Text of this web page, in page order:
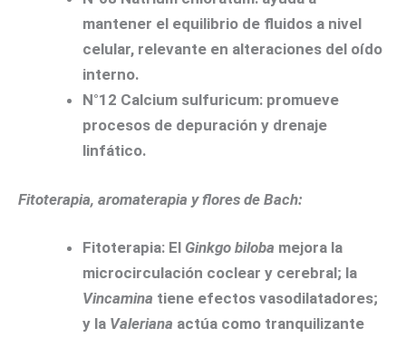
mantener el equilibrio de fluidos a nivel
celular, relevante en alteraciones del oído
interno.
N°12 Calcium sulfuricum: promueve
procesos de depuración y drenaje
linfático.
Fitoterapia, aromaterapia y flores de Bach:
Fitoterapia: El Ginkgo biloba mejora la
microcirculación coclear y cerebral; la
Vincamina tiene efectos vasodilatadores;
y la Valeriana actúa como tranquilizante